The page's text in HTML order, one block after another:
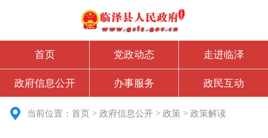
首页 党政动态 走进临泽
政府信息公开 办事服务 政民互动
当前位置：首页 >政府信息公开 >政策 >政策解读